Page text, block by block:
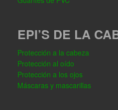
EPI’S DE LA
Protección a la cabeza
Protección al oído
Protección a los ojos
Máscaras y mascarillas